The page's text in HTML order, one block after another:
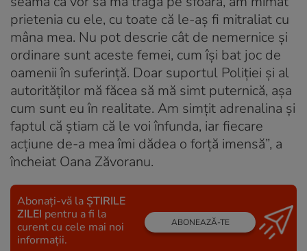
prietenia cu ele, cu toate că le-aş fi mitraliat cu
mâna mea. Nu pot descrie cât de nemernice şi
ordinare sunt aceste femei, cum îşi bat joc de
oamenii în suferinţă. Doar suportul Poliţiei şi al
autorităţilor mă făcea să mă simt puternică, aşa
cum sunt eu în realitate. Am simţit adrenalina şi
faptul că ştiam că le voi înfunda, iar fiecare
acţiune de-a mea îmi dădea o forţă imensă”, a
încheiat Oana Zăvoranu.
Abonați-vă la ȘTIRILE
ZILEI pentru a fi la
curent cu cele mai noi
informații.
ABONEAZĂ-TE